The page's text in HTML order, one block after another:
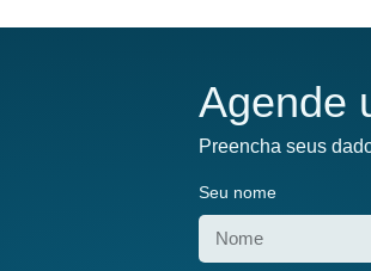
Agende
Preencha seus
Seu nome